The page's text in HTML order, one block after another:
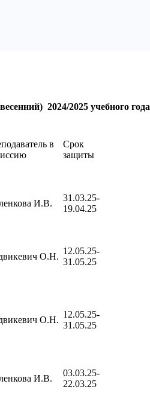
2024/2025 учебного года
в
Срок
защиты
И.В.
31.03.25-
19.04.25
О.Н.
12.05.25-
31.05.25
О.Н.
12.05.25-
31.05.25
И.В.
03.03.25-
22.03.25